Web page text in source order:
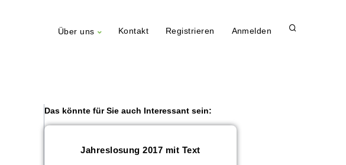
Über uns Kontakt Registrieren Anmelden
Das könnte für Sie auch Interessant sein:
Jahreslosung 2017 mit Text